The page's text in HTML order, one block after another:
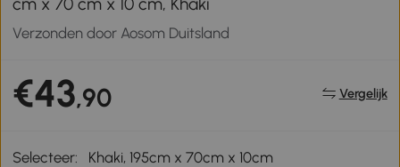
Verzonden door Aosom Duitsland
€43,90 Vergelijk
Selecteer: Khaki, 195cm x 70cm x 10cm